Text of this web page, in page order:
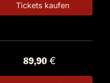
Tickets kaufen
89,90 €